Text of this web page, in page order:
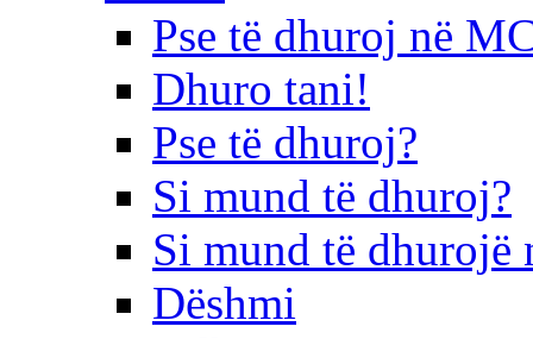
Pse të dhuroj në
Dhuro tani!
Pse të dhuroj?
Si mund të dhuroj?
Si mund të dhurojë
Dëshmi